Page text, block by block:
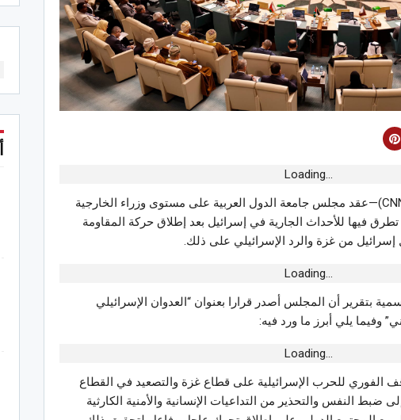
Loading...
دبي، الإمارات العربية المتحدة (CNN)—عقد مجلس جامعة الدول العربية على مستوى وزراء الخارجية
تطرق فيها للأحداث الجارية في إسرائيل بعد إطلاق حركة المقاومة
من غزة والرد الإسرائيلي على ذلك.
Loading...
بتقرير أن المجلس أصدر قرارا بعنوان “العدوان الإسرائيلي
وفيما يلي أبرز ما ورد فيه:
Loading...
الفوري للحرب الإسرائيلية على قطاع غزة والتصعيد في القطاع
النفس والتحذير من التداعيات الإنسانية والأمنية الكارثية
أخبار الجهات
بنزرت.. إخماد حريق غابة الصخور
أغسطس 7, 2026
رياضة
قرعة رابطة الأبطال الإفريقية لكرة القدم..
الدويميس حيز الاستغلال قبل موفى 2026
أغسطس 6, 2026
بمهرجان الفسقية الدولي
أغسطس 6, 2026
مواجهات الأندية التونسية
أغسطس 6, 2026